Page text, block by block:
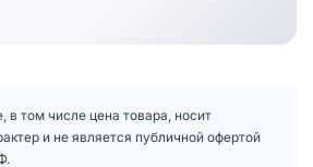
в том числе цена товара, носит
и не является публичной офертой